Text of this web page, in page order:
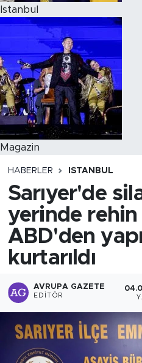
Istanbul
Magazin
HABERLER ISTANBUL
Sarıyer'de
yerinde rehin
ABD'den
kurtarıldı
AVRUPA GAZETE
EDITÖR